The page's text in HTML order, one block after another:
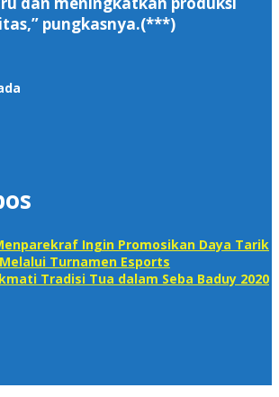
pungkasnya.(***)
Ingin Promosikan Daya Tarik
Turnamen Esports
Tradisi Tua dalam Seba Baduy 2020